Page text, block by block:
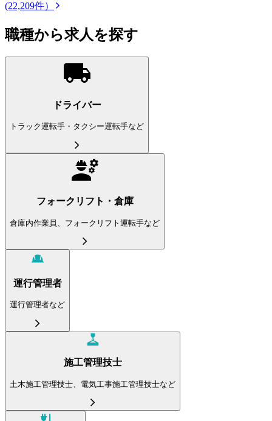
(22,209件）
職種から求人を探す
ドライバー
トラック運転手・タクシー運転手など
フォークリフト・倉庫
倉庫内作業員、フォークリフト運転手など
運行管理者
運行管理者など
施工管理技士
土木施工管理技士、電気工事施工管理技士など